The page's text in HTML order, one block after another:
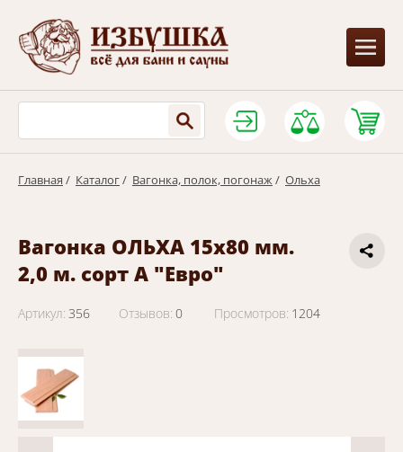
Главная / Каталог/ Вагонка, полок, погонаж/ Ольха
Вагонка ОЛЬХА 15х80 мм.
2,0 м. сорт А "Евро"
Артикул: 356 Отзывов: 0 Просмотров: 1204